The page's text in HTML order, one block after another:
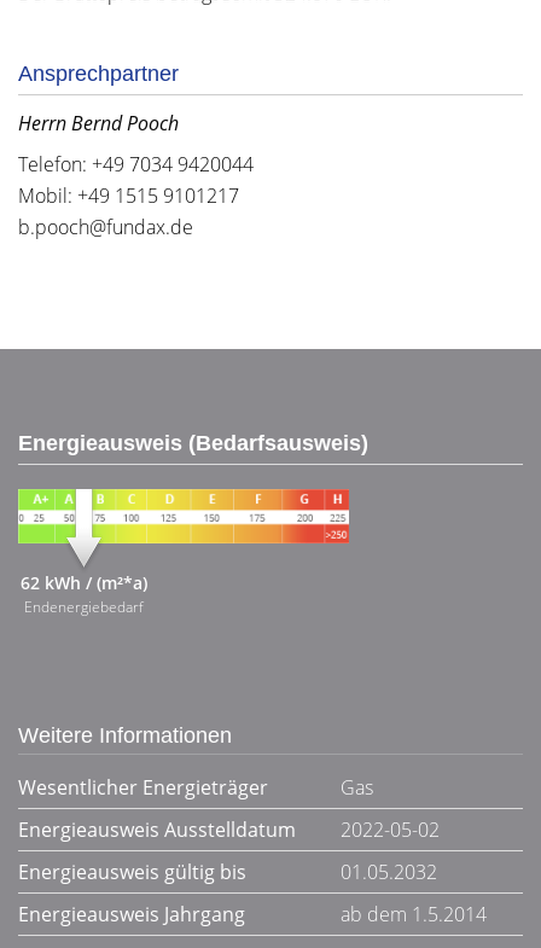
Ansprechpartner
Herrn Bernd Pooch
Telefon: +49 7034 9420044
Mobil: +49 1515 9101217
b.pooch@fundax.de
Energieausweis (Bedarfsausweis)
62 kWh / (m²*a)
Endenergiebedarf
Weitere Informationen
Wesentlicher Energieträger
Gas
Energieausweis Ausstelldatum
2022-05-02
Energieausweis gültig bis
01.05.2032
Energieausweis Jahrgang
ab dem 1.5.2014